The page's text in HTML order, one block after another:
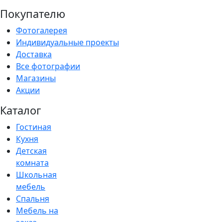
Покупателю
Фотогалерея
Индивидуальные проекты
Доставка
Все фотографии
Магазины
Акции
Каталог
Гостиная
Кухня
Детская
комната
Школьная
мебель
Спальня
Мебель на